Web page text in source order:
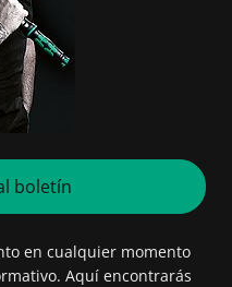
boletín
en cualquier momento
Aquí encontrarás